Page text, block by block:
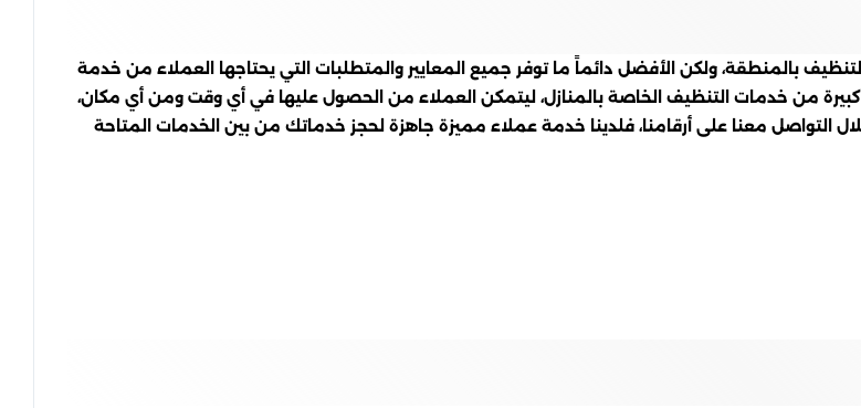
بالمنطقة، ولكن الأفضل دائماً ما توفر جميع المعايير والمتطلبات التي يحتاجها العملاء من خدمة
من خدمات التنظيف الخاصة بالمنازل، ليتمكن العملاء من الحصول عليها في أي وقت ومن أي مكان،
معنا على أرقامنا، فلدينا خدمة عملاء مميزة جاهزة لحجز خدماتك من بين الخدمات المتاحة